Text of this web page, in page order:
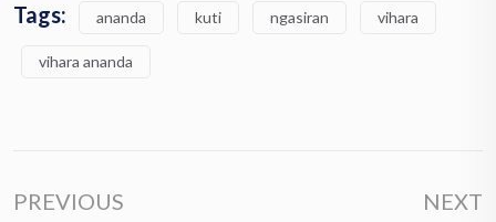
Tags: ananda kuti ngasiran vihara
vihara ananda
PREVIOUS NEXT